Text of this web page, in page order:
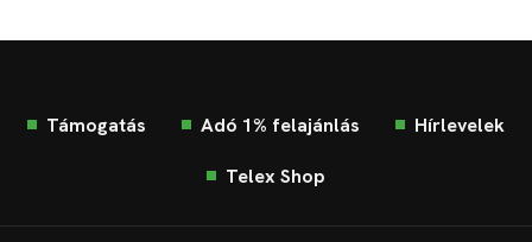
Támogatás Adó 1% felajánlás Hírlevelek
Telex Shop